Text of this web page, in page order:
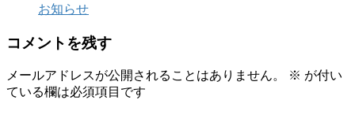
お知らせ
コメントを残す
メールアドレスが公開されることはありません。 ※ が付い
ている欄は必須項目です